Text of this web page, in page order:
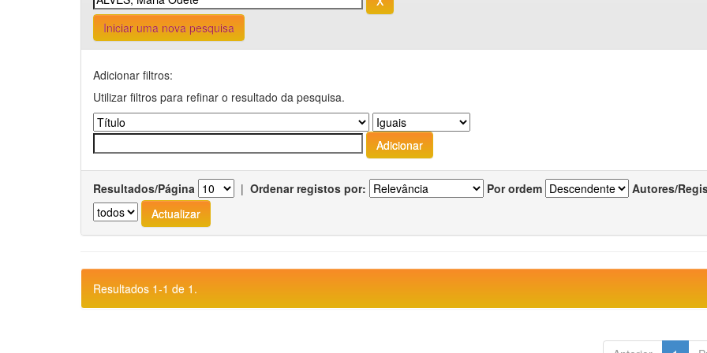
Iniciar uma nova pesquisa
Adicionar filtros:
Utilizar filtros para refinar o resultado da pesquisa.
Resultados/Página | Ordenar registos por: Por ordem Autores/
Resultados 1-1 de 1.